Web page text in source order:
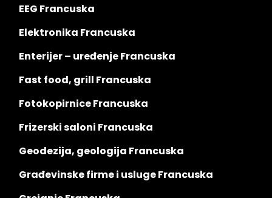
EEG Francuska
Elektronika Francuska
Enterijer – uređenje Francuska
Fast food, grill Francuska
Fotokopirnice Francuska
Frizerski saloni Francuska
Geodezija, geologija Francuska
Građevinske firme i usluge Francuska